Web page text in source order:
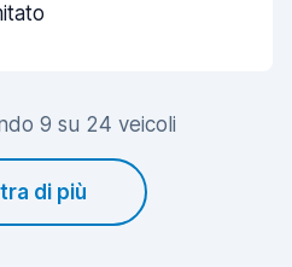
9 su 24 veicoli
di più